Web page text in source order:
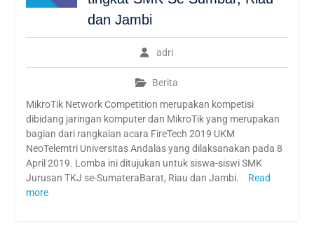
dan Jambi
adri
Berita
MikroTik Network Competition merupakan kompetisi
dibidang jaringan komputer dan MikroTik yang merupakan
bagian dari rangkaian acara FireTech 2019 UKM
NeoTelemtri Universitas Andalas yang dilaksanakan pada 8
April 2019. Lomba ini ditujukan untuk siswa-siswi SMK
Jurusan TKJ se-SumateraBarat, Riau dan Jambi.
Read
more